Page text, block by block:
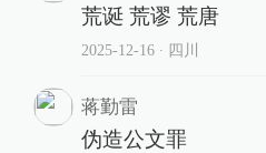
荒诞 荒谬 荒唐
2025-12-16∙ 四川
蒋勤雷
伪造公文罪